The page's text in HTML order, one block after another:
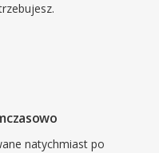
natychmiast po